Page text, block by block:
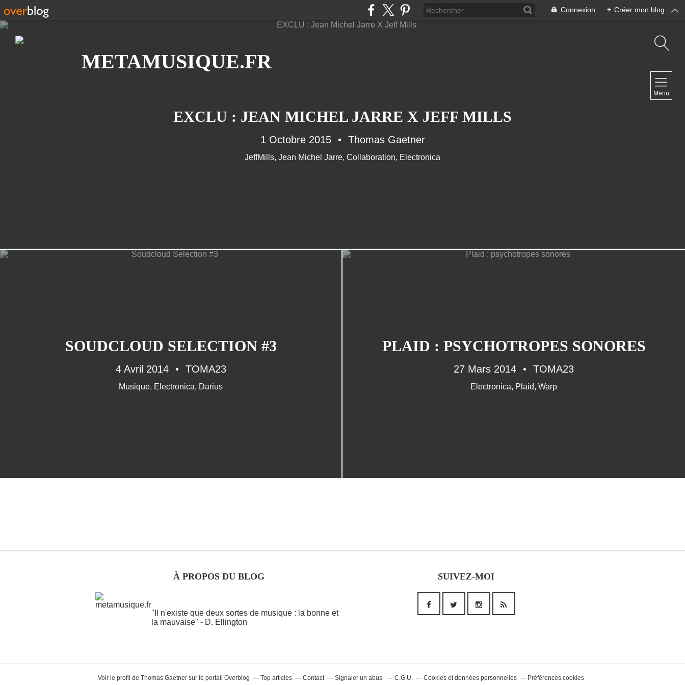
Connexion + Créer mon blog
METAMUSIQUE.FR
Menu
EXCLU : JEAN MICHEL JARRE X JEFF MILLS
1 Octobre 2015 Thomas Gaetner
JeffMills, Jean Michel Jarre, Collaboration, Electronica
SOUDCLOUD SELECTION #3
4 Avril 2014 TOMA23
Musique, Electronica, Darius
PLAID : PSYCHOTROPES SONORES
27 Mars 2014 TOMA23
Electronica, Plaid, Warp
À PROPOS DU BLOG
"Il n'existe que deux sortes de musique : la bonne et
la mauvaise" - D. Ellington
SUIVEZ-MOI
90'S (14)
Rap Francais (10)
Daft Punk (8)
Voir le profil de Thomas Gaetner sur le portail Overblog Top articles Contact Signaler un abus C.G.U. Cookies et données personnelles Préférences cookies